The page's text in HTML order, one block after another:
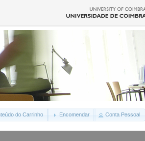
do Carrinho Encomendar Conta Pessoal